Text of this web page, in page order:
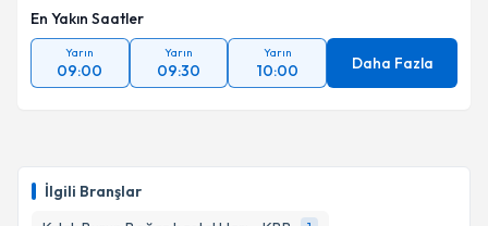
İlgili Branşlar
En Yakın Saatler
Yarın
09:00
Yarın
09:30
Yarın
10:00 Daha Fazla